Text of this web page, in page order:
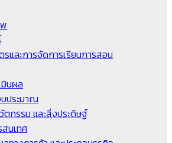
ละการจัดการเรียนการสอน
มินผล
ประมาณ
กรรม และสิ่งประดิษฐ์
นเทศ